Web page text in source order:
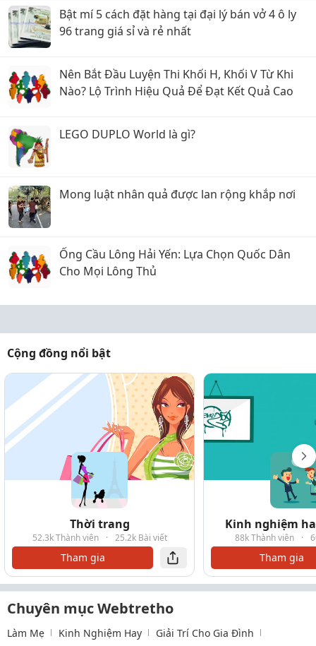
Bật mí 5 cách đặt hàng tại đại lý bán vở 4 ô ly
96 trang giá sỉ và rẻ nhất
Nên Bắt Đầu Luyện Thi Khối H, Khối V Từ Khi
Nào? Lộ Trình Hiệu Quả Để Đạt Kết Quả Cao
LEGO DUPLO World là gì?
Mong luật nhân quả được lan rộng khắp nơi
Ống Cầu Lông Hải Yến: Lựa Chọn Quốc Dân
Cho Mọi Lông Thủ
Cộng đồng nổi bật
Thời trang
52.3k Thành viên · 25.2k Bài viết
Tham gia
Kinh nghiệm
88k Thành viên ·
Tham gia
Chuyên mục Webtretho
Làm Mẹ Kinh Nghiệm Hay Giải Trí Cho Gia Đình